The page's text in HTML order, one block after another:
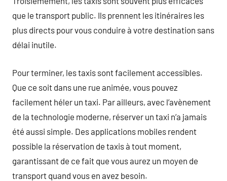
que le transport public. Ils prennent les itinéraires les
plus directs pour vous conduire à votre destination sans
délai inutile.
Pour terminer, les taxis sont facilement accessibles.
Que ce soit dans une rue animée, vous pouvez
facilement héler un taxi. Par ailleurs, avec l’avènement
de la technologie moderne, réserver un taxi n’a jamais
été aussi simple. Des applications mobiles rendent
possible la réservation de taxis à tout moment,
garantissant de ce fait que vous aurez un moyen de
transport quand vous en avez besoin.